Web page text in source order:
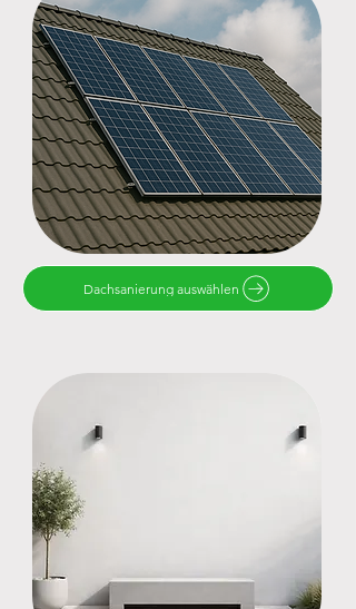
Dachsanierung auswählen